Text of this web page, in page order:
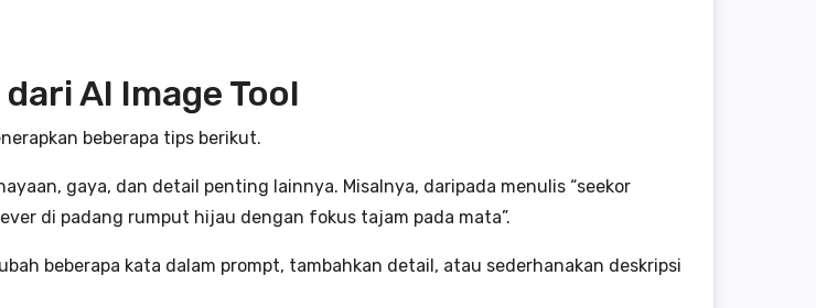
AI Image Tool
beberapa tips berikut.
gaya, dan detail penting lainnya. Misalnya, daripada menulis “seekor
di padang rumput hijau dengan fokus tajam pada mata”.
beberapa kata dalam prompt, tambahkan detail, atau sederhanakan deskripsi